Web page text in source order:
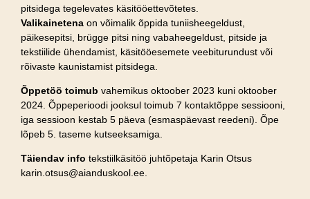
pitsidega tegelevates käsitööettevõtetes.
Valikainetena on võimalik õppida tuniisheegeldust,
päikesepitsi, brügge pitsi ning vabaheegeldust, pitside ja
tekstiilide ühendamist, käsitööesemete veebiturundust või
rõivaste kaunistamist pitsidega.
Õppetöö toimub vahemikus oktoober 2023 kuni oktoober
2024. Õppeperioodi jooksul toimub 7 kontaktõppe sessiooni,
iga sessioon kestab 5 päeva (esmaspäevast reedeni). Õpe
lõpeb 5. taseme kutseeksamiga.
Täiendav info tekstiilkäsitöö juhtõpetaja Karin Otsus
karin.otsus@aianduskool.ee.